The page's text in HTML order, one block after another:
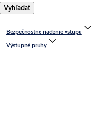
Vyhľadať
Bezpečnostné riadenie vstupu
Výstupné pruhy